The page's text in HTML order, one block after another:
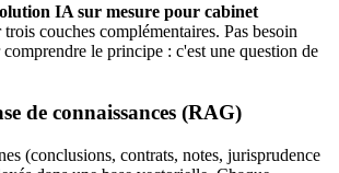
IA sur mesure pour cabinet
trois couches complémentaires. Pas besoin
le principe : c'est une question de
de connaissances (RAG)
(conclusions, contrats, notes, jurisprudence